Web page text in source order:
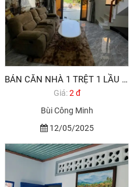
BÁN CĂN NHÀ 1 TRỆT 1 LẦU ĐƯỜNG BÙI CÔNG MINH TRUNG TÂM LONG ĐIỀN, BÀ RỊA.
Giá:2 đ
Bùi Công Minh
12/05/2025